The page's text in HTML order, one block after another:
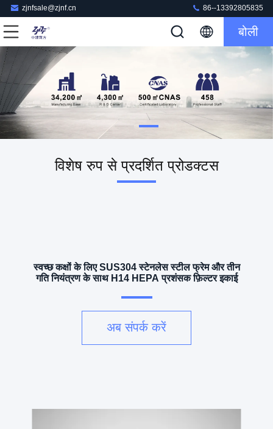
zjnfsale@zjnf.cn 86--13392805835
बोली
विशेष रुप से प्रदर्शित प्रोडक्टस
स्वच्छ कक्षों के लिए SUS304 स्टेनलेस स्टील फ्रेम और तीन
गति नियंत्रण के साथ H14 HEPA प्रशंसक फ़िल्टर इकाई
अब संपर्क करें